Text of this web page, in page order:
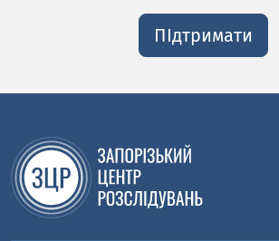
ПІдтримати